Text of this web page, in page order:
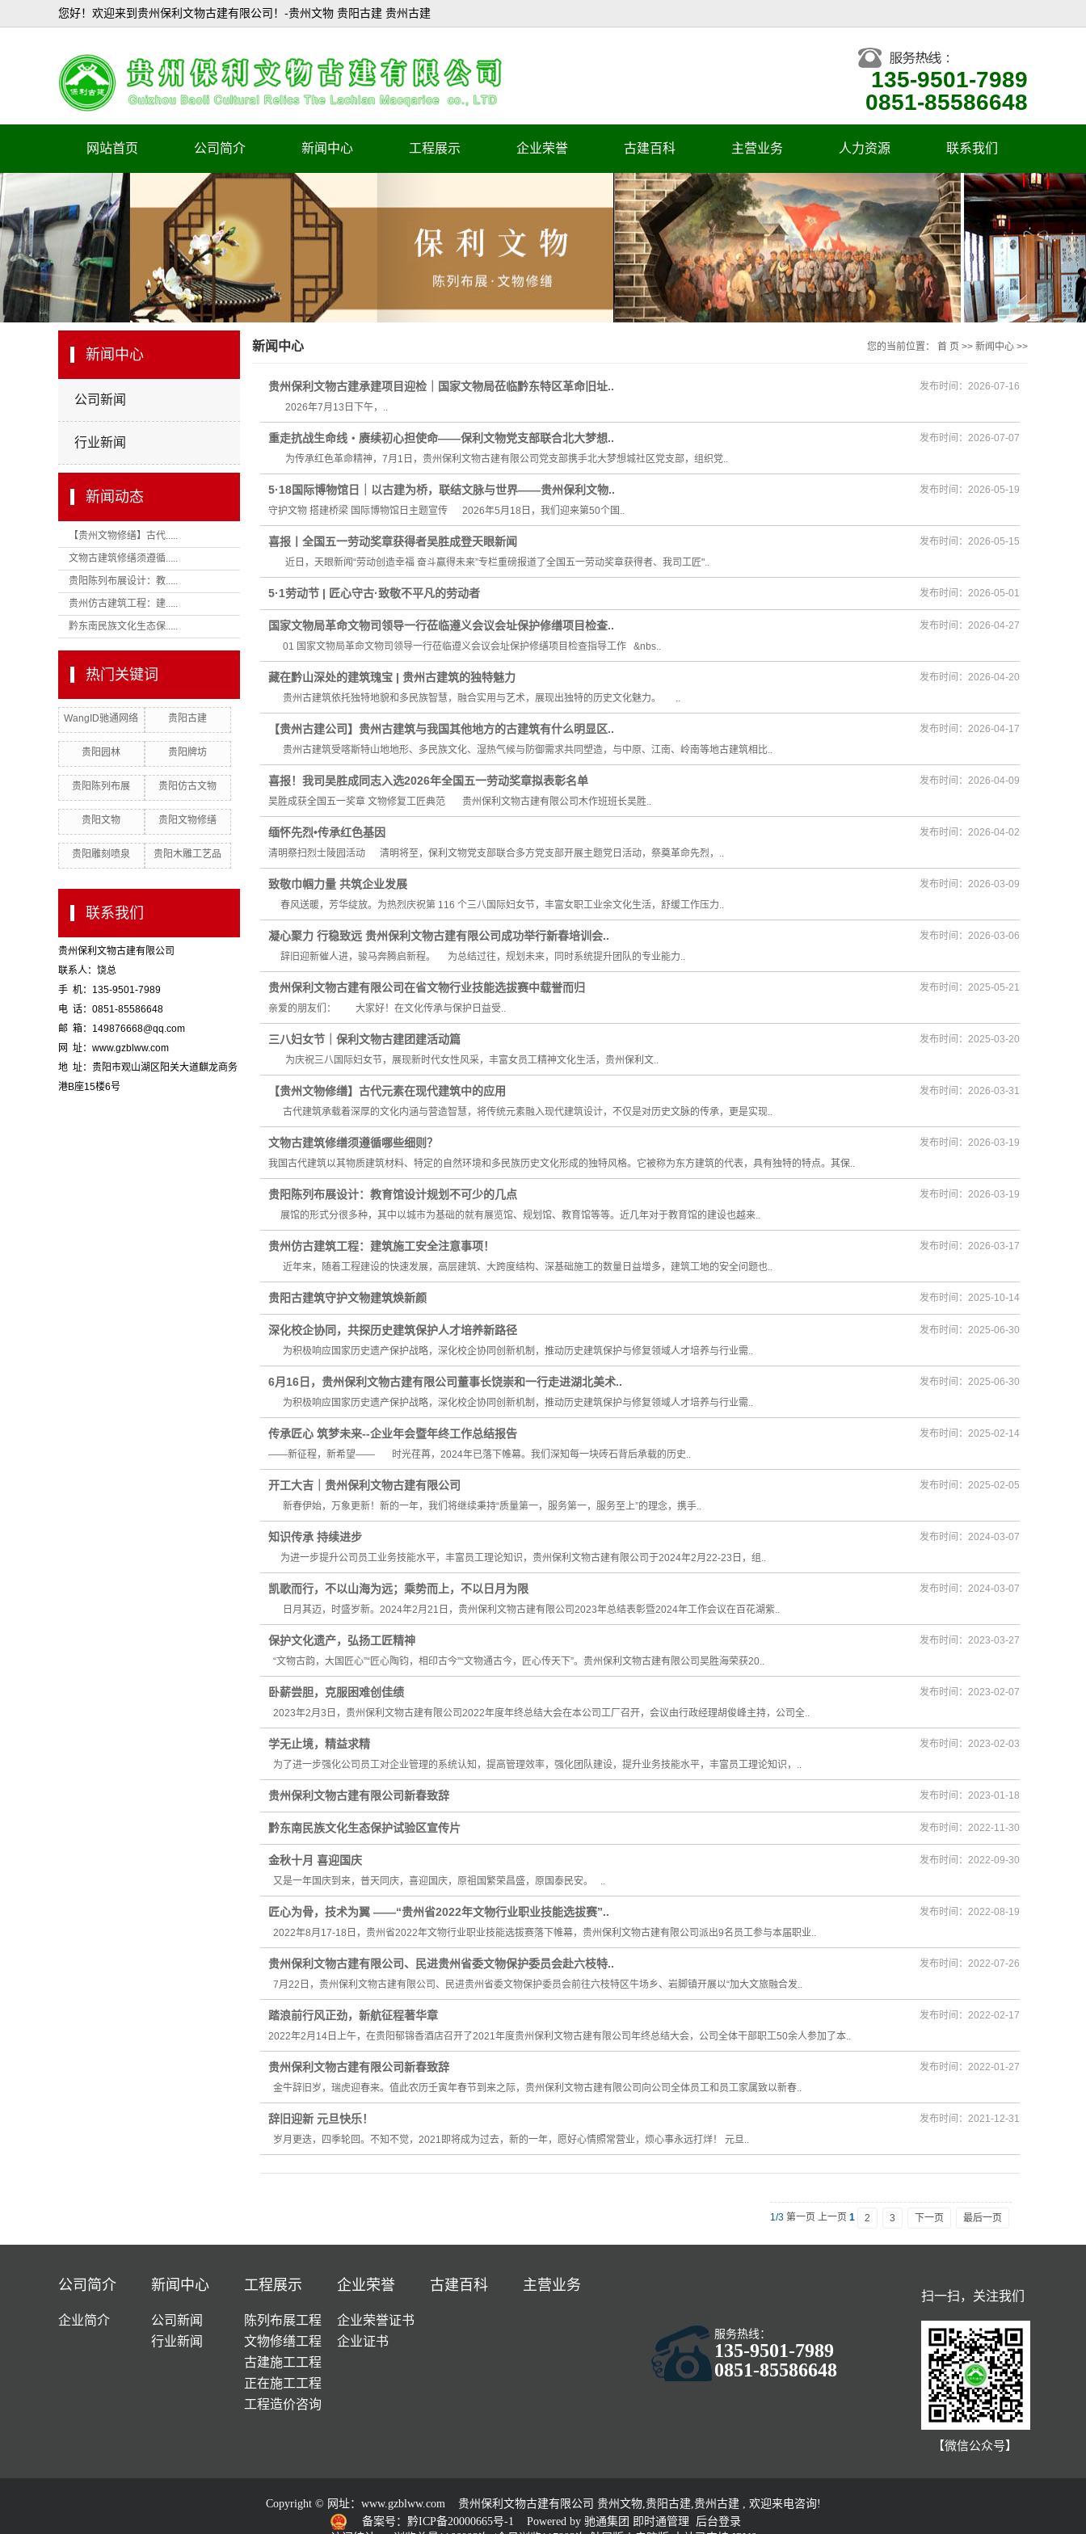
您好！欢迎来到贵州保利文物古建有限公司！-贵州文物 贵阳古建 贵州古建
135-9501-7989
0851-85586648
网站首页 公司简介
企业简介
新闻中心
公司新闻
行业新闻
工程展示
古建施工工程
正在施工工程
工程造价咨询
企业荣誉 古建百科 主营业务 人力资源
企业人才观
招聘信息
联系我们
新闻中心
公司新闻
行业新闻
新闻动态
【贵州文物修缮】古代.....
文物古建筑修缮须遵循.....
贵阳陈列布展设计：教.....
贵州仿古建筑工程：建.....
黔东南民族文化生态保.....
热门关键词
WangID驰通网络 贵阳古建
贵阳园林 贵阳牌坊
贵阳陈列布展 贵阳仿古文物
贵阳文物 贵阳文物修缮
贵阳雕刻喷泉 贵阳木雕工艺品
联系我们
贵州保利文物古建有限公司
联系人：饶总
手 机：135-9501-7989
电 话：0851-85586648
邮 箱：149876668@qq.com
网 址：www.gzblww.com
地 址：贵阳市观山湖区阳关大道麒龙商务
港B座15楼6号
新闻中心 您的当前位置： 首 页 >> 新闻中心 >>
贵州保利文物古建承建项目迎检｜国家文物局莅临黔东特区革命旧址..
2026年7月13日下午，..
发布时间：2026-07-16
重走抗战生命线・赓续初心担使命——保利文物党支部联合北大梦想..
为传承红色革命精神，7月1日，贵州保利文物古建有限公司党支部携手北大梦想城社区党支部，组织党..
发布时间：2026-07-07
5·18国际博物馆日｜以古建为桥，联结文脉与世界——贵州保利文物..
守护文物 搭建桥梁 国际博物馆日主题宣传 2026年5月18日，我们迎来第50个国..
发布时间：2026-05-19
喜报丨全国五一劳动奖章获得者吴胜成登天眼新闻
近日，天眼新闻“劳动创造幸福 奋斗赢得未来”专栏重磅报道了全国五一劳动奖章获得者、我司工匠"..
发布时间：2026-05-15
5·1劳动节 | 匠心守古·致敬不平凡的劳动者 发布时间：2026-05-01
国家文物局革命文物司领导一行莅临遵义会议会址保护修缮项目检查..
01 国家文物局革命文物司领导一行莅临遵义会议会址保护修缮项目检查指导工作 &nbs..
发布时间：2026-04-27
藏在黔山深处的建筑瑰宝 | 贵州古建筑的独特魅力
贵州古建筑依托独特地貌和多民族智慧，融合实用与艺术，展现出独特的历史文化魅力。 ..
发布时间：2026-04-20
【贵州古建公司】贵州古建筑与我国其他地方的古建筑有什么明显区..
贵州古建筑受喀斯特山地地形、多民族文化、湿热气候与防御需求共同塑造，与中原、江南、岭南等地古建筑相比..
发布时间：2026-04-17
喜报！我司吴胜成同志入选2026年全国五一劳动奖章拟表彰名单
吴胜成获全国五一奖章 文物修复工匠典范 贵州保利文物古建有限公司木作班班长吴胜..
发布时间：2026-04-09
缅怀先烈•传承红色基因
清明祭扫烈士陵园活动 清明将至，保利文物党支部联合多方党支部开展主题党日活动，祭奠革命先烈，..
发布时间：2026-04-02
致敬巾帼力量 共筑企业发展
春风送暖，芳华绽放。为热烈庆祝第 116 个三八国际妇女节，丰富女职工业余文化生活，舒缓工作压力..
发布时间：2026-03-09
凝心聚力 行稳致远 贵州保利文物古建有限公司成功举行新春培训会..
辞旧迎新催人进，骏马奔腾启新程。 为总结过往，规划未来，同时系统提升团队的专业能力..
发布时间：2026-03-06
贵州保利文物古建有限公司在省文物行业技能选拔赛中载誉而归
亲爱的朋友们： 大家好！在文化传承与保护日益受..
发布时间：2025-05-21
三八妇女节｜保利文物古建团建活动篇
为庆祝三八国际妇女节，展现新时代女性风采，丰富女员工精神文化生活，贵州保利文..
发布时间：2025-03-20
【贵州文物修缮】古代元素在现代建筑中的应用
古代建筑承载着深厚的文化内涵与营造智慧，将传统元素融入现代建筑设计，不仅是对历史文脉的传承，更是实现..
发布时间：2026-03-31
文物古建筑修缮须遵循哪些细则？
我国古代建筑以其物质建筑材料、特定的自然环境和多民族历史文化形成的独特风格。它被称为东方建筑的代表，具有独特的特点。其保..
发布时间：2026-03-19
贵阳陈列布展设计：教育馆设计规划不可少的几点
展馆的形式分很多种，其中以城市为基础的就有展览馆、规划馆、教育馆等等。近几年对于教育馆的建设也越来..
发布时间：2026-03-19
贵州仿古建筑工程：建筑施工安全注意事项！
近年来，随着工程建设的快速发展，高层建筑、大跨度结构、深基础施工的数量日益增多，建筑工地的安全问题也..
发布时间：2026-03-17
贵阳古建筑守护文物建筑焕新颜 发布时间：2025-10-14
深化校企协同，共探历史建筑保护人才培养新路径
为积极响应国家历史遗产保护战略，深化校企协同创新机制，推动历史建筑保护与修复领域人才培养与行业需..
发布时间：2025-06-30
6月16日，贵州保利文物古建有限公司董事长饶崇和一行走进湖北美术..
为积极响应国家历史遗产保护战略，深化校企协同创新机制，推动历史建筑保护与修复领域人才培养与行业需..
发布时间：2025-06-30
传承匠心 筑梦未来--企业年会暨年终工作总结报告
——新征程，新希望—— 时光荏苒，2024年已落下帷幕。我们深知每一块砖石背后承载的历史..
发布时间：2025-02-14
开工大吉｜贵州保利文物古建有限公司
新春伊始，万象更新！新的一年，我们将继续秉持“质量第一，服务第一，服务至上”的理念，携手..
发布时间：2025-02-05
知识传承 持续进步
为进一步提升公司员工业务技能水平，丰富员工理论知识，贵州保利文物古建有限公司于2024年2月22-23日，组..
发布时间：2024-03-07
凯歌而行，不以山海为远；乘势而上，不以日月为限
日月其迈，时盛岁新。2024年2月21日，贵州保利文物古建有限公司2023年总结表彰暨2024年工作会议在百花湖紫..
发布时间：2024-03-07
保护文化遗产，弘扬工匠精神
“文物古韵，大国匠心”“匠心陶钧，相印古今”“文物通古今，匠心传天下”。贵州保利文物古建有限公司吴胜海荣获20..
发布时间：2023-03-27
卧薪尝胆，克服困难创佳绩
2023年2月3日，贵州保利文物古建有限公司2022年度年终总结大会在本公司工厂召开，会议由行政经理胡俊峰主持，公司全..
发布时间：2023-02-07
学无止境，精益求精
为了进一步强化公司员工对企业管理的系统认知，提高管理效率，强化团队建设，提升业务技能水平，丰富员工理论知识，..
发布时间：2023-02-03
贵州保利文物古建有限公司新春致辞 发布时间：2023-01-18
黔东南民族文化生态保护试验区宣传片 发布时间：2022-11-30
金秋十月 喜迎国庆
又是一年国庆到来，普天同庆，喜迎国庆，原祖国繁荣昌盛，原国泰民安。 ..
发布时间：2022-09-30
匠心为骨，技术为翼 ——“贵州省2022年文物行业职业技能选拔赛”..
2022年8月17-18日，贵州省2022年文物行业职业技能选拔赛落下帷幕，贵州保利文物古建有限公司派出9名员工参与本届职业..
发布时间：2022-08-19
贵州保利文物古建有限公司、民进贵州省委文物保护委员会赴六枝特..
7月22日，贵州保利文物古建有限公司、民进贵州省委文物保护委员会前往六枝特区牛场乡、岩脚镇开展以“加大文旅融合发..
发布时间：2022-07-26
踏浪前行风正劲，新航征程著华章
2022年2月14日上午，在贵阳郁锦香酒店召开了2021年度贵州保利文物古建有限公司年终总结大会，公司全体干部职工50余人参加了本..
发布时间：2022-02-17
贵州保利文物古建有限公司新春致辞
金牛辞旧岁，瑞虎迎春来。值此农历壬寅年春节到来之际，贵州保利文物古建有限公司向公司全体员工和员工家属致以新春..
发布时间：2022-01-27
辞旧迎新 元旦快乐！
岁月更迭，四季轮回。不知不觉，2021即将成为过去，新的一年，愿好心情照常营业，烦心事永远打烊！ 元旦..
发布时间：2021-12-31
1/3 第一页 上一页 1 2 3 下一页 最后一页
公司简介
企业简介
新闻中心
公司新闻
行业新闻
工程展示
陈列布展工程
文物修缮工程
古建施工工程
正在施工工程
工程造价咨询
企业荣誉
企业荣誉证书
企业证书
古建百科 主营业务
服务热线：
135-9501-7989
0851-85586648
扫一扫，关注我们
【微信公众号】
Copyright © 网址： www.gzblww.com 贵州保利文物古建有限公司 贵州文物,贵阳古建,贵州古建 , 欢迎来电咨询!
备案号：黔ICP备20000665号-1
Powered by 驰通集团 即时通管理
后台登录